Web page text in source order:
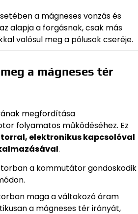
a mágneses vonzás és
alapja a forgásnak, csak más
valósul meg a pólusok cseréje.
a mágneses tér
megfordítása
folyamatos működéséhez. Ez
elektronikus kapcsolóval
.
a kommutátor gondoskodik
maga a váltakozó áram
a mágneses tér irányát,